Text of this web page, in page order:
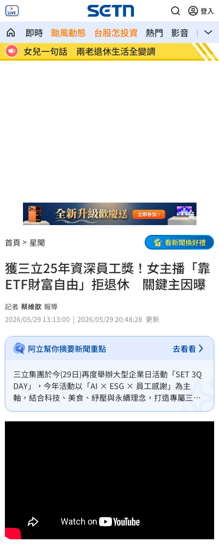
登入
即時 颱風動態 台股怎投資 熱門 影音
熱搜
記憶體產能全被大廠包下 驚人漲價潮來
襲
北美
元
首頁 星聞 看新聞換好禮
獲三立25年資深員工獎！女主播「靠
ETF財富自由」拒退休 關鍵主因曝
記者 蔡維歆 報導
2026/05/29 13:13:00
2026/05/29 20:48:28 更新
阿立幫你摘要新聞重點 去看看
三立集團於今(29日)再度舉辦大型企業日活動「SET 3Q
DAY」，今年活動以「AI × ESG × 員工感謝」為主
軸，結合科技、美食、紓壓與永續理念，打造專屬三立
人的企業嘉年華。活動除了安排主舞台活動，也規劃3Q
照相館、3Q呷飽飽、3Q紓壓站與3Q綠市集等多元體驗